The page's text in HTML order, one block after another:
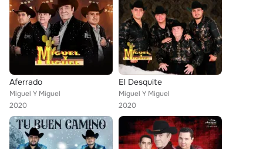
Aferrado
Miguel Y Miguel
2020
El Desquite
Miguel Y Miguel
2020